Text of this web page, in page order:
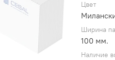
Цвет
Ширина
100 мм.
Наличие